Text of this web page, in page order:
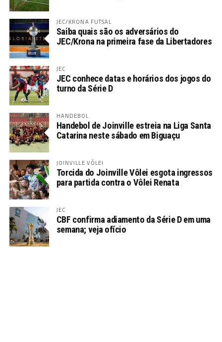
JEC/KRONA FUTSAL
Saiba quais são os adversários do
JEC/Krona na primeira fase da Libertadores
JEC
JEC conhece datas e horários dos jogos do
turno da Série D
HANDEBOL
Handebol de Joinville estreia na Liga Santa
Catarina neste sábado em Biguaçu
JOINVILLE VÔLEI
Torcida do Joinville Vôlei esgota ingressos
para partida contra o Vôlei Renata
JEC
CBF confirma adiamento da Série D em uma
semana; veja ofício